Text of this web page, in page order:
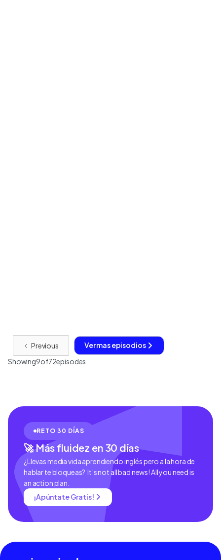
Previous
Ver mas episodios
Showing9of72episodes
RETO 30 DÍAS
🚀 Más fluidez en 30 días
¿Llevas media vida aprendiendo inglés pero a la hora de
hablar te bloqueas? It’s not all bad news! All you need is
an action plan.
¡Apúntate Gratis!